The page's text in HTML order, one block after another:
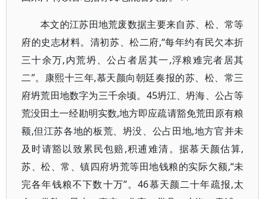
本文的江苏田地荒废数据主要来自苏、松、常等
府的史志材料。清初苏、松二府,“每年约有民欠本折
三十余万,内荒坍、公占者居其一,浮粮难完者居其
二”。康熙十三年,慕天颜向朝廷奏报的苏、松、常三
府坍荒田地数字为三千余顷。45坍江、坍海、公占等
荒没田土一经勘明实数,地方即应疏请豁免荒田原有粮
额,但江苏各地的板荒、坍没、公占田地,地方官并未
及时请豁以致累民包赔,积逋难清。据慕天颜估算,
苏、松、常、镇四府坍荒等田地钱粮的实际欠额,“未
完各年钱粮不下数十万”。46慕天颜二十年疏报,太